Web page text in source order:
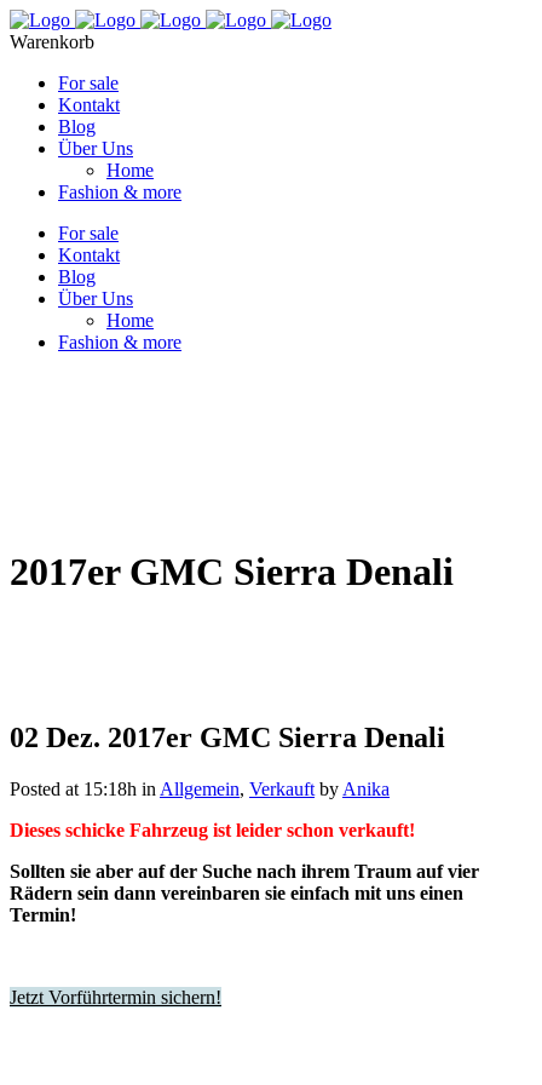
Warenkorb
For sale
Kontakt
Blog
Über Uns
Home
Fashion & more
For sale
Kontakt
Blog
Über Uns
Home
Fashion & more
2017er GMC Sierra Denali
02 Dez. 2017er GMC Sierra Denali
Posted at 15:18h in Allgemein, Verkauft by Anika
Dieses schicke Fahrzeug ist leider schon verkauft!
Sollten sie aber auf der Suche nach ihrem Traum auf vier
Rädern sein dann vereinbaren sie einfach mit uns einen
Termin!
Jetzt Vorführtermin sichern!